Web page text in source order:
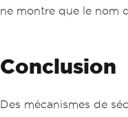
ne montre que le nom
Conclusion
Des mécanismes de